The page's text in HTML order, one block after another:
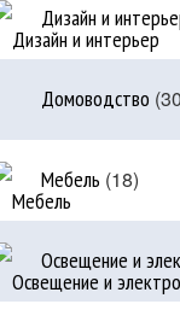
Дизайн и
Домоводство
Мебель (18)
Освещение и